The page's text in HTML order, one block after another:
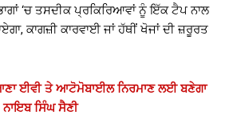
‘ਚ ਤਸਦੀਕ ਪ੍ਰਕਿਰਿਆਵਾਂ ਨੂੰ ਇੱਕ ਟੈਪ ਨਾਲ
ਕਾਗਜ਼ੀ ਕਾਰਵਾਈ ਜਾਂ ਹੱਥੀਂ ਖੋਜਾਂ ਦੀ ਜ਼ਰੂਰਤ
ਈਵੀ ਤੇ ਆਟੋਮੋਬਾਈਲ ਨਿਰਮਾਣ ਲਈ ਬਣੇਗਾ
ਸਿੰਘ ਸੈਣੀ